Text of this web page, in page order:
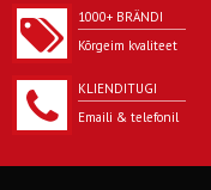
1000+ BRÄNDI
Kõrgeim kvaliteet
KLIENDITUGI
Emaili & telefonil